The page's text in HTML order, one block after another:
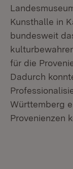
Kunsthalle in
bundesweit
für die
Dadurch
Württemberg
Provenienzen